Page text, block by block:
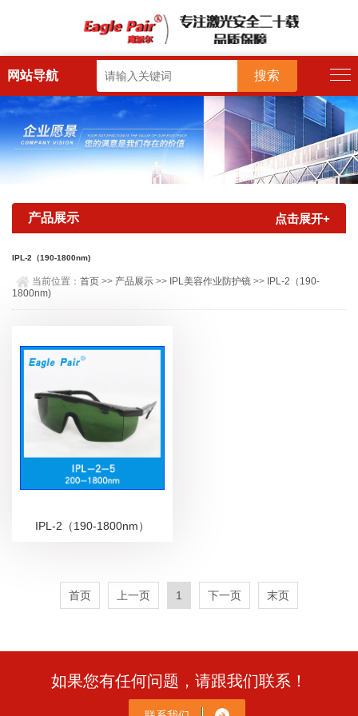
网站导航
产品展示 点击展开+
IPL-2（190-1800nm)
当前位置：首页 >> 产品展示 >> IPL美容作业防护镜 >> IPL-2（190-
1800nm)
IPL-2（190-1800nm）
首页 上一页 1 下一页 末页
如果您有任何问题，请跟我们联系！